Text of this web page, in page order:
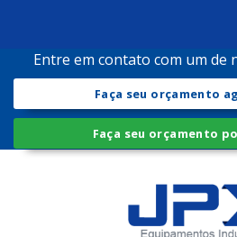
Entre em contato com um de
Faça seu orçamento
Faça seu orçamento